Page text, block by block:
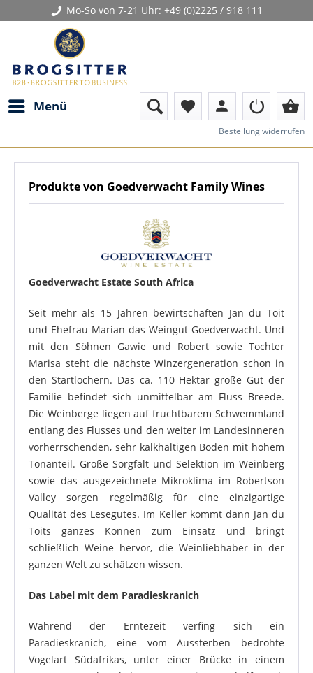
Mo-So von 7-21 Uhr: +49 (0)2225 / 918 111
Menü favorite person shopping_basket
Bestellung widerrufen
Produkte von Goedverwacht Family Wines
Goedverwacht Estate South Africa
Seit mehr als 15 Jahren bewirtschaften Jan du Toit
und Ehefrau Marian das Weingut Goedverwacht. Und
mit den Söhnen Gawie und Robert sowie Tochter
Marisa steht die nächste Winzergeneration schon in
den Startlöchern. Das ca. 110 Hektar große Gut der
Familie befindet sich unmittelbar am Fluss Breede.
Die Weinberge liegen auf fruchtbarem Schwemmland
entlang des Flusses und den weiter im Landesinneren
vorherrschenden, sehr kalkhaltigen Böden mit hohem
Tonanteil. Große Sorgfalt und Selektion im Weinberg
sowie das aus­gezeichnete Mikroklima im Robertson
Valley sorgen regel­mäßig für eine einzigartige
Qualität des Lesegutes. Im Keller kommt dann Jan du
Toits ganzes Können zum Einsatz und bringt
schließlich Weine hervor, die Weinliebhaber in der
ganzen Welt zu schätzen wissen.
Das Label mit dem Paradieskranich
Während der Erntezeit verfing sich ein
Paradieskranich, eine vom Aussterben bedrohte
Vogelart Südafrikas, unter einer Brücke in einem